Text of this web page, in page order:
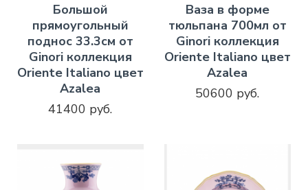
Большой
прямоугольный
поднос 33.3см от
Ginori коллекция
Oriente Italiano цвет
Azalea
41400 руб.
Ваза в форме
тюльпана 700мл от
Ginori коллекция
Oriente Italiano цвет
Azalea
50600 руб.